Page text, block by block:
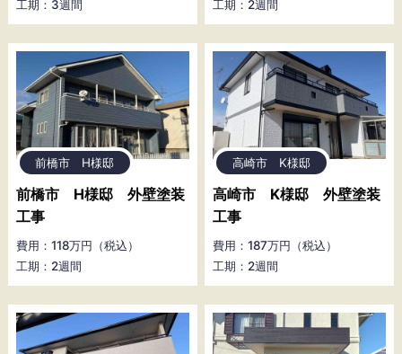
工期：3週間 工期：2週間
前橋市 H様邸
前橋市 H様邸 外壁塗装
工事
費用：118万円（税込）
工期：2週間
高崎市 K様邸
高崎市 K様邸 外壁塗装
工事
費用：187万円（税込）
工期：2週間